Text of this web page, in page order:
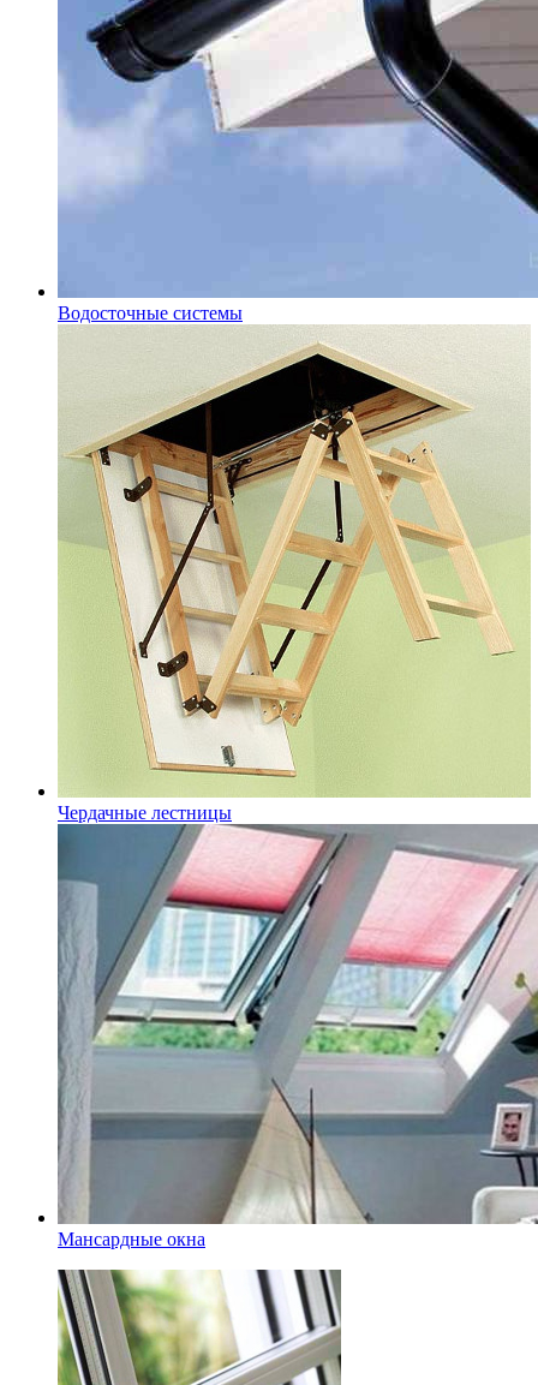
Водосточные системы
Чердачные лестницы
Мансардные окна